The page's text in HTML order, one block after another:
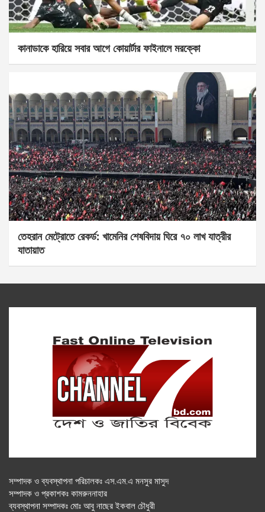
কানাডাকে হারিয়ে সবার আগে কোয়ার্টার ফাইনালে মরক্কো
তেহরান মেট্রোতে রেকর্ড: খামেনির শেষবিদায় ঘিরে ৭০ লাখ যাত্রীর
যাতায়াত
সম্পাদক ও ব্যবস্থাপনা পরিচালকঃ এস.এম.এ মনসুর মাসুদ
সম্পাদক ও প্রকাশকঃ কামরুননাহার
ব্যবস্থাপনা সম্পাদকঃ মোঃ আবু নাছের ইকবাল চৌধুরী